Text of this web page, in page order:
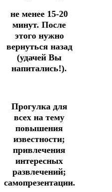
не менее 15-20
минут. После
этого нужно
вернуться назад
(удачей Вы
напитались!).
Прогулка для
всех на тему
повышения
известности;
привлечения
интересных
развлечений;
самопрезентации.